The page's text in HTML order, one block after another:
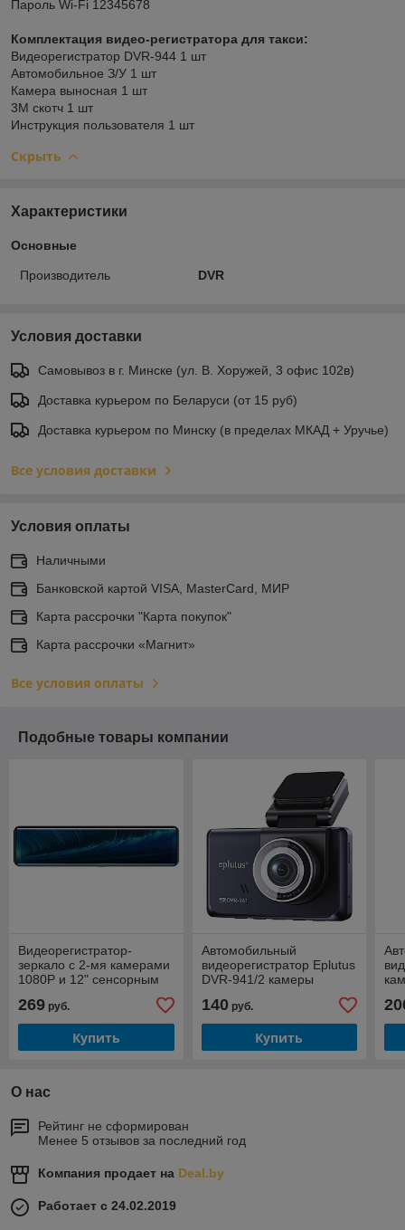
Пароль Wi-Fi 12345678
Комплектация видео-регистратора для такси:
Видеорегистратор DVR-944 1 шт
Автомобильное З/У 1 шт
Камера выносная 1 шт
3М скотч 1 шт
Инструкция пользователя 1 шт
Скрыть
Характеристики
Основные
Производитель DVR
Условия доставки
Самовывоз в г. Минске (ул. В. Хоружей, 3 офис 102в)
Доставка курьером по Беларуси (от 15 руб)
Доставка курьером по Минску (в пределах МКАД + Уручье)
Все условия доставки
Условия оплаты
Наличными
Банковской картой VISA, MasterCard, МИР
Карта рассрочки "Карта покупок"
Карта рассрочки «Магнит»
Все условия оплаты
Подобные товары компании
Видеорегистратор-
зеркало с 2-мя камерами
1080P и 12" сенсорным
269 руб.
Купить
Автомобильный
видеорегистратор Eplutus
DVR-941/2 камеры
140руб.
Купить
О нас
Рейтинг не сформирован
Менее 5 отзывов за последний год
Компания продает на Deal.by
Работает с 24.02.2019